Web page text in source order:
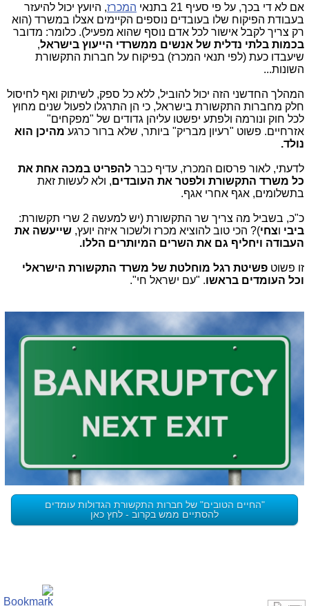
אם לא די בכך, על פי סעיף 21 בתנאי המכרז, היועץ יכול להיעזר
בעבודת הפיקוח שלו בעובדים נוספים הקיימים אצלו במשרד (הוא
רק צריך לקבל אישור לכל אדם נוסף שהוא מפעיל). כלומר: מדובר
בכמות בלתי נדלית של אנשים ממשרדי הייעוץ בישראל,
שיעבדו כעת (לפי תנאי המכרז) בפיקוח על חברות התקשורת
השונות...
המהלך החדשני הזה יכול להוביל, ללא כל ספק, לשיתוק ואף לחיסול
חלק מחברות התקשורת בישראל, כי הן התרגלו לפעול שנים מחוץ
לכל חוק ונורמה ולפתע יפשטו עליהן גדודים של "מפקחים"
אזרחיים. פשוט "רעיון מבריק" ביותר, שלא ברור כרגע מהיכן הוא
נולד.
לדעתי, לאור פרסום המכרז, עדיף כבר להפריט במכה אחת את
כל משרד התקשורת ולפטר את העובדים, ולא לעשות זאת
בתשלומים, אגף אחרי אגף.
כ"כ, בשביל מה צריך שר התקשורת (יש למעשה 2 שרי תקשורת:
ביבי וצחי)? הכי טוב להוציא מכרז ולשכור איזה יועץ, שייעשה את
העבודה ויחליף גם את השרים המיותרים הללו.
זו פשוט פשיטת רגל מוחלטת של משרד התקשורת הישראלי
וכל העומדים בראשו. "עם ישראל חי".
"החיים הטובים" של חברות התקשורת הגדולות עומדים
להסתיים ממש בקרוב - לחץ כאן